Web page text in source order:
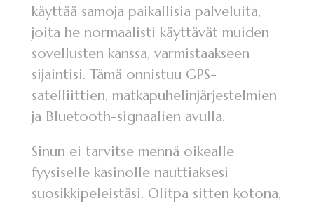
käyttää samoja paikallisia palveluita,
joita he normaalisti käyttävät muiden
sovellusten kanssa, varmistaakseen
sijaintisi. Tämä onnistuu GPS-
satelliittien, matkapuhelinjärjestelmien
ja Bluetooth-signaalien avulla.
Sinun ei tarvitse mennä oikealle
fyysiselle kasinolle nauttiaksesi
suosikkipeleistäsi. Olitpa sitten kotona,